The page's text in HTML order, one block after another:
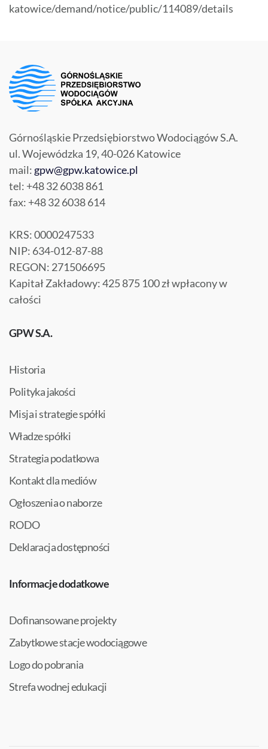
katowice/demand/notice/public/114089/details
Górnośląskie Przedsiębiorstwo Wodociągów S.A.
ul. Wojewódzka 19, 40-026 Katowice
mail: gpw@gpw.katowice.pl
tel: +48 32 6038 861
fax: +48 32 6038 614
KRS: 0000247533
NIP: 634-012-87-88
REGON: 271506695
Kapitał Zakładowy: 425 875 100 zł wpłacony w
całości
GPW S.A.
Historia
Polityka jakości
Misja i strategie spółki
Władze spółki
Strategia podatkowa
Kontakt dla mediów
Ogłoszenia o naborze
RODO
Deklaracja dostępności
Informacje dodatkowe
Dofinansowane projekty
Zabytkowe stacje wodociągowe
Logo do pobrania
Strefa wodnej edukacji